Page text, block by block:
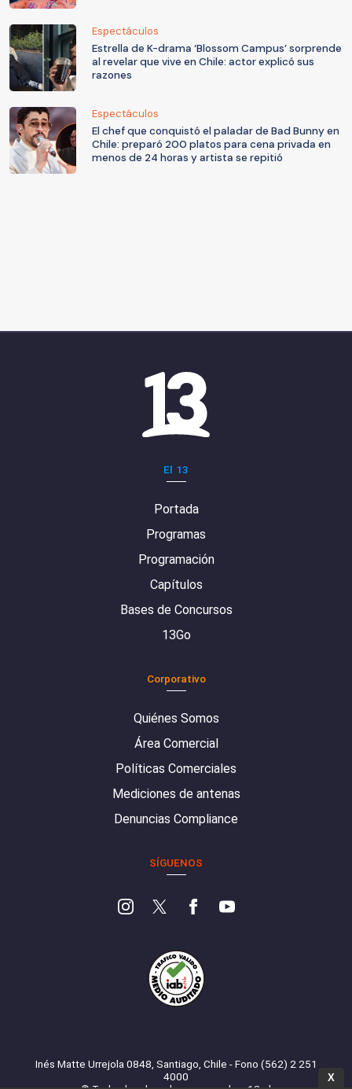
Espectáculos
Estrella de K-drama ‘Blossom Campus’ sorprende
al revelar que vive en Chile: actor explicó sus
razones
Espectáculos
El chef que conquistó el paladar de Bad Bunny en
Chile: preparó 200 platos para cena privada en
menos de 24 horas y artista se repitió
El 13
Portada
Programas
Programación
Capítulos
Bases de Concursos
13Go
Corporativo
Quiénes Somos
Área Comercial
Políticas Comerciales
Mediciones de antenas
Denuncias Compliance
SÍGUENOS
Inés Matte Urrejola 0848, Santiago, Chile - Fono (562) 2 251
4000
X